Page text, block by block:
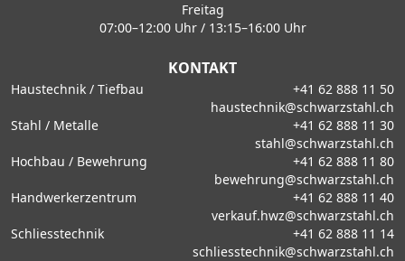
Freitag
07:00–12:00 Uhr / 13:15–16:00 Uhr
KONTAKT
Haustechnik / Tiefbau
+41 62 888 11 50
haustechnik@schwarzstahl.ch
Stahl / Metalle
+41 62 888 11 30
stahl@schwarzstahl.ch
Hochbau / Bewehrung
+41 62 888 11 80
bewehrung@schwarzstahl.ch
Handwerkerzentrum
+41 62 888 11 40
verkauf.hwz@schwarzstahl.ch
Schliesstechnik
+41 62 888 11 14
schliesstechnik@schwarzstahl.ch